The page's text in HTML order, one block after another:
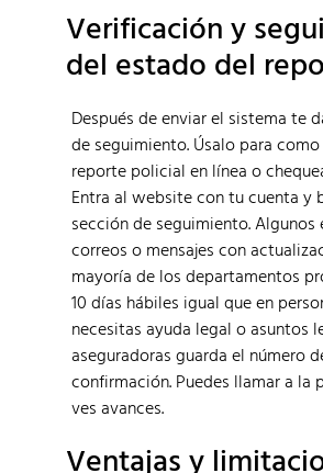
Verificación y
del estado del
Después de enviar el sistema te
de seguimiento. Úsalo para
reporte policial en línea o
Entra al website con tu cuenta y
sección de seguimiento. Algunos
correos o mensajes con
mayoría de los departamentos
10 días hábiles igual que en
necesitas ayuda legal o asuntos
aseguradoras guarda el número
confirmación. Puedes llamar a la
ves avances.
Ventajas y